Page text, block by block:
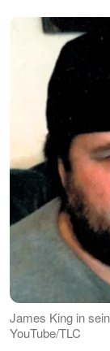
James King in
YouTube/TLC